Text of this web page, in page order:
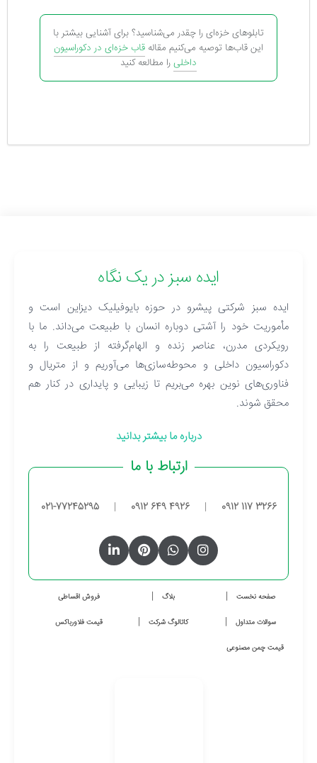
تابلوهای خزه‌ای را چقدر می‌شناسید؟ برای آشنایی بیشتر با
این قاب‌ها توصیه می‌کنیم مقاله قاب خزه‌ای در دکوراسیون
داخلیرا مطالعه کنید
ایده سبز در یک نگاه
ایده سبز شرکتی پیشرو در حوزه بایوفیلیک دیزاین است و
مأموریت خود را آشتی دوباره انسان با طبیعت می‌داند. ما با
رویکردی مدرن، عناصر زنده و الهام‌گرفته از طبیعت را به
دکوراسیون داخلی و محوطه‌سازی‌ها می‌آوریم و از متریال و
فناوری‌های نوین بهره می‌بریم تا زیبایی و پایداری در کنار هم
محقق شوند.
درباره ما بیشتر بدانید
ارتباط با ما
0912 117 3266
|
0912 649 4926
|
021-77245295
صفحه نخست بلاگ فروش اقساطی
سوالات متداول کاتالوگ شرکت قیمت فلاورباکس
قیمت چمن مصنوعی